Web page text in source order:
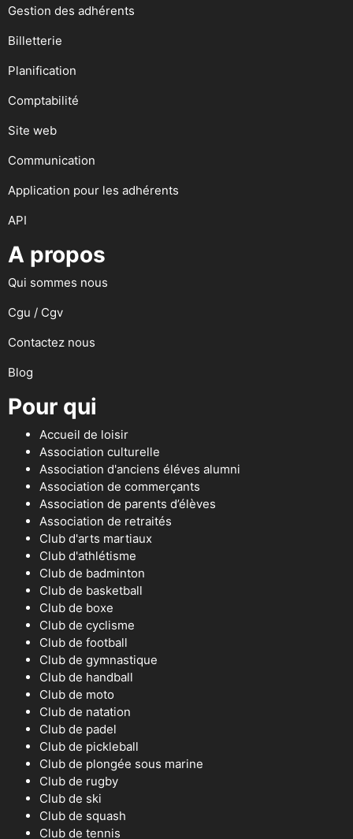
Gestion des adhérents
Billetterie
Planification
Comptabilité
Site web
Communication
Application pour les adhérents
API
A propos
Qui sommes nous
Cgu / Cgv
Contactez nous
Blog
Pour qui
Accueil de loisir
Association culturelle
Association d'anciens éléves alumni
Association de commerçants
Association de parents d’élèves
Association de retraités
Club d'arts martiaux
Club d'athlétisme
Club de badminton
Club de basketball
Club de boxe
Club de cyclisme
Club de football
Club de gymnastique
Club de handball
Club de moto
Club de natation
Club de padel
Club de pickleball
Club de plongée sous marine
Club de rugby
Club de ski
Club de squash
Club de tennis